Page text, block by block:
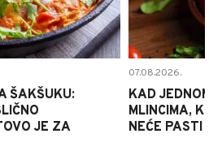
ŠAKŠUKU:
JE ZA
07.08.2026.
KAD
MLINCIMA,
NEĆE PASTI